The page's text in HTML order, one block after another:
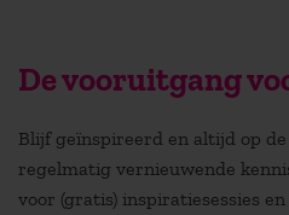
De vooruitgang
Blijf geïnspireerd en altijd op
regelmatig vernieuwende
voor (gratis) inspiratiesessies